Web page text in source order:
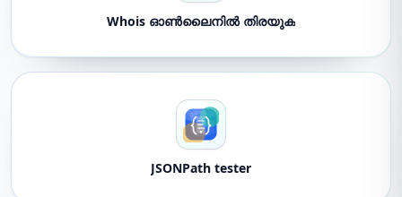
Whois ഓൺലൈനിൽ തിരയുക
JSONPath tester